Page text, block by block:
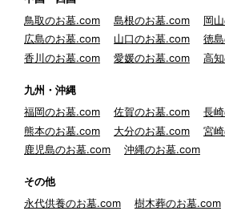
鳥取のお墓.com
島根のお墓.com
岡
広島のお墓.com
山口のお墓.com
徳
香川のお墓.com
愛媛のお墓.com 高
九州・沖縄
福岡のお墓.com
佐賀のお墓.com
長
熊本のお墓.com
大分のお墓.com
宮
鹿児島のお墓.com
沖縄のお墓.com
その他
永代供養のお墓.com
樹木葬のお墓.com